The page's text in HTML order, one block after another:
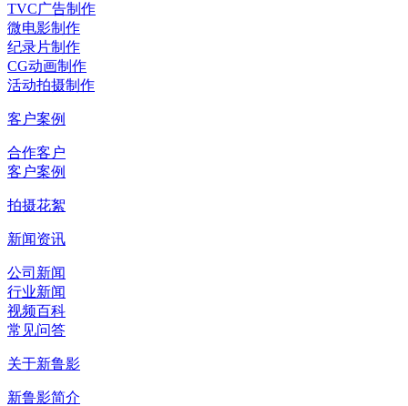
TVC广告制作
微电影制作
纪录片制作
CG动画制作
活动拍摄制作
客户案例
合作客户
客户案例
拍摄花絮
新闻资讯
公司新闻
行业新闻
视频百科
常见问答
关于新鲁影
新鲁影简介